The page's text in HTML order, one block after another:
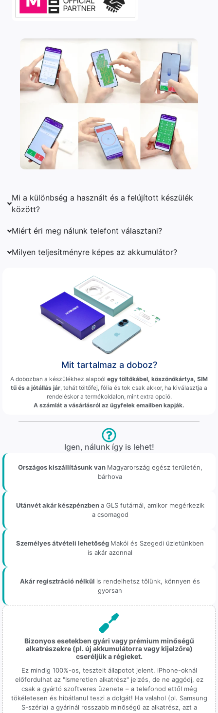
Mi a különbség a használt és a felújított készülék
között?
Miért éri meg nálunk telefont választani?
Milyen teljesítményre képes az akkumulátor?
Mit tartalmaz a doboz?
A dobozban a készülékhez alapból egy töltőkábel, köszönőkártya, SIM
tű és a jótállás jár , tehát töltőfej, fólia és tok csak akkor, ha kiválasztja a
rendeléskor a termékoldalon, mint extra opció.
A számlát a vásárlásról az ügyfelek emailben kapják.
Igen, nálunk így is lehet!
Országos kiszállításunk van Magyarország egész területén,
bárhova
Utánvét akár készpénzbena GLS futárnál, amikor megérkezik
a csomagod
Személyes átvételi lehetőség Makói és Szegedi üzletünkben
is akár azonnal
Akár regisztráció nélkül is rendelhetsz tőlünk, könnyen és
gyorsan
Bizonyos esetekben gyári vagy prémium minőségű
alkatrészekre (pl. új akkumulátorra vagy kijelzőre)
cseréljük a régieket.
Ez mindig 100%-os, tesztelt állapotot jelent. iPhone-oknál
előfordulhat az "Ismeretlen alkatrész" jelzés, de ne aggódj, ez
csak a gyártó szoftveres üzenete – a telefonod ettől még
tökéletesen és hibátlanul teszi a dolgát! Ha valahol (pl. Samsung
S-széria) a gyárinál rosszabb minőségű az alkatrész, azt a